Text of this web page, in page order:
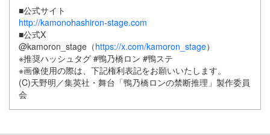
■公式サイト
http://kamonohashiron-stage.com
■公式X
@kamoron_stage（https://x.com/kamoron_stage）
※推奨ハッシュタグ #鴨乃橋ロン #鴨ステ
※画像使用の際は、下記権利表記をお願いいたします。
(C)天野明／集英社・舞台「鴨乃橋ロンの禁断推理」製作委員
会